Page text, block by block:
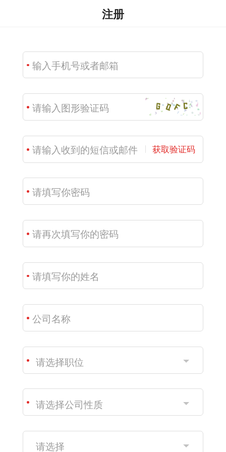
注册
获取验证码